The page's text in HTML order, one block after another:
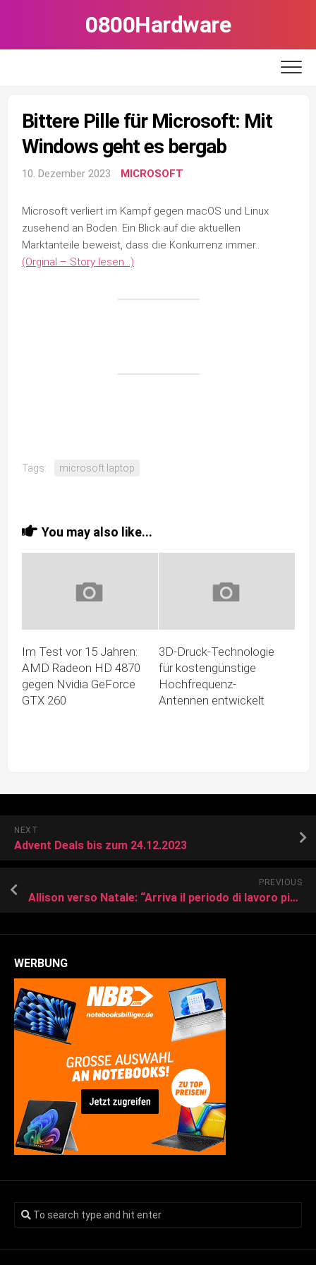
0800Hardware
Bittere Pille für Microsoft: Mit
Windows geht es bergab
10. Dezember 2023 MICROSOFT
Microsoft verliert im Kampf gegen macOS und Linux
zusehend an Boden. Ein Blick auf die aktuellen
Marktanteile beweist, dass die Konkurrenz immer..
(Orginal – Story lesen…)
Tags: microsoft laptop
You may also like...
Im Test vor 15 Jahren:
AMD Radeon HD 4870
gegen Nvidia GeForce
GTX 260
3D-Druck-Technologie
für kostengünstige
Hochfrequenz-
Antennen entwickelt
NEXT
Advent Deals bis zum 24.12.2023
PREVIOUS
Allison verso Natale: “Arriva il periodo di lavoro più intenso”
WERBUNG